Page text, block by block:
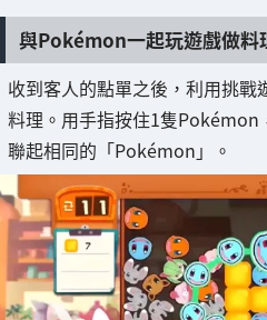
與Pokémon一起玩遊戲做料
收到客人的點單之後，利用挑
料理。用手指按住1隻Pokémon
聯起相同的「Pokémon」。